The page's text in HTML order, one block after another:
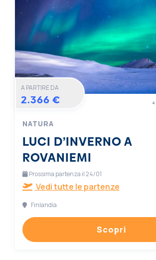
A PARTIRE DA
2.366 €
NATURA
LUCI D’INVERNO A
ROVANIEMI
Prossima partenza il 24/01
Vedi tutte le partenze
Finlandia
Scopri